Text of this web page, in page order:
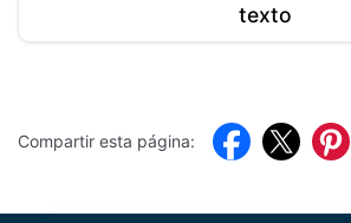
texto
Compartir esta página: Facebook
Twitter